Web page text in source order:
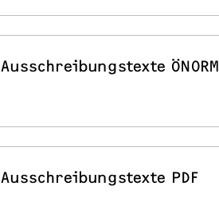
Ausschreibungstexte ÖNORM
Ausschreibungstexte PDF